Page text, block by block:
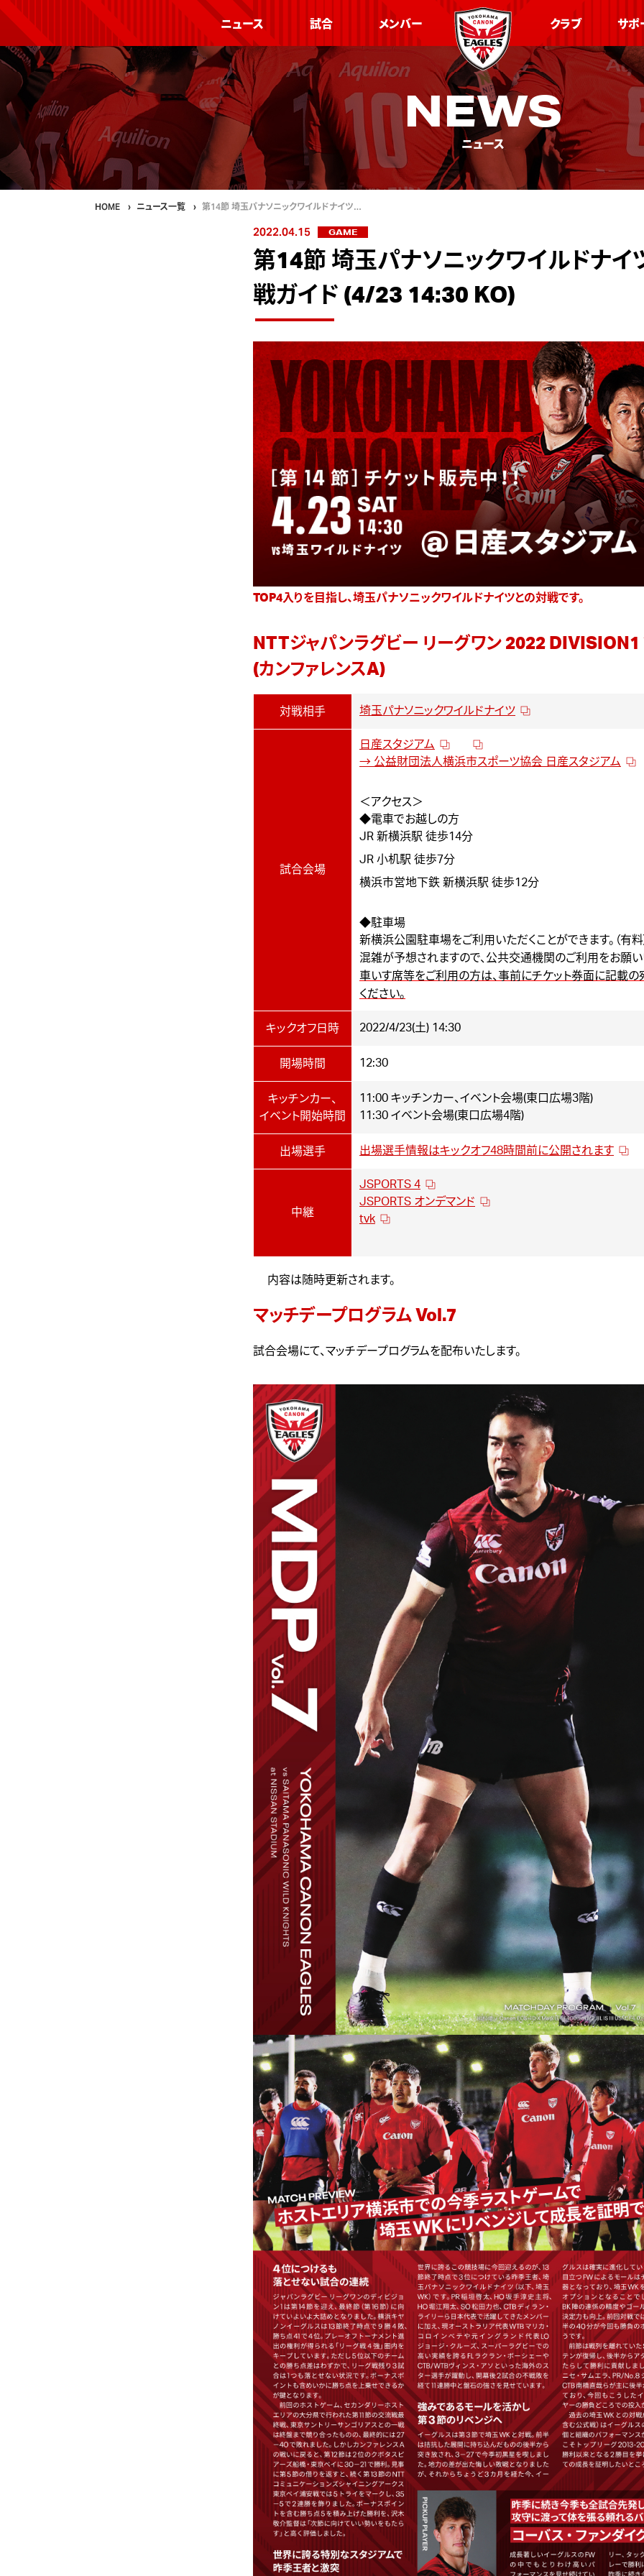
ニュース 試合 メンバー クラブ サポ
NEWS
ニュース
HOME ニュース一覧 第14節 埼玉パナソニックワイルドナイツ…
2022.04.15 GAME
第14節 埼玉パナソニックワイルドナイ
戦ガイド (4/23 14:30 KO)
TOP4入りを目指し、埼玉パナソニックワイルドナイツとの対戦です。
NTTジャパンラグビー リーグワン 2022
(カンファレンスA)
対戦相手 埼玉パナソニックワイルドナイツ
試合会場
日産スタジアム
→ 公益財団法人横浜市スポーツ協会 日産スタジアム
＜アクセス＞
◆電車でお越しの方
JR 新横浜駅 徒歩14分
JR 小机駅 徒歩7分
横浜市営地下鉄 新横浜駅 徒歩12分
◆駐車場
新横浜公園駐車場をご利用いただくことができます。（有料
混雑が予想されますので、公共交通機関のご利用をお願い
車いす席等をご利用の方は、事前にチケット券面に記載
ください。
キックオフ日時 2022/4/23(土) 14:30
開場時間 12:30
キッチンカー、
イベント開始時間
11:00 キッチンカー、イベント会場(東口広場3階)
11:30 イベント会場(東口広場4階)
出場選手 出場選手情報はキックオフ48時間前に公開されます
中継
JSPORTS 4
JSPORTS オンデマンド
tvk
内容は随時更新されます。
マッチデープログラム Vol.7
試合会場にて、マッチデープログラムを配布いたします。